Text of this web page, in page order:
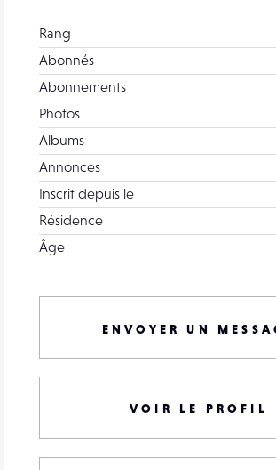
Rang
Abonnés
Abonnements
Photos
Albums
Annonces
Inscrit depuis le
Résidence
Âge
ENVOYER UN
VOIR LE PROFIL